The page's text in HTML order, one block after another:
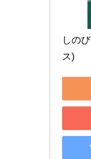
しの
ス)